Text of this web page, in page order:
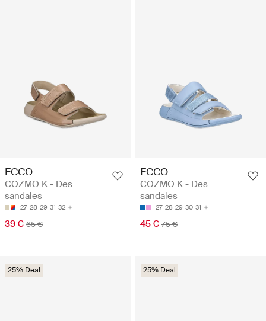
ECCO
COZMO K - Des
sandales
27 28 29 31 32
39 € 65 €
ECCO
COZMO K - Des
sandales
27 28 29 30 31
45 € 75 €
25% Deal 25% Deal